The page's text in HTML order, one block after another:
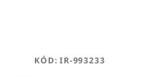
KÓD:IR-993233